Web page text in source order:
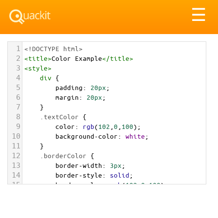
☰
1 <!DOCTYPE html>
2 <title>Color Example</title>
3 <style>
4 div {
5 padding: 20px;
6 margin: 20px;
7 }
8 .textColor {
9 color: rgb(102 0 100);
10 background-color: white;
11 }
12 .borderColor {
13 border-width: 3px;
14 border-style: solid;
15 border-color: rgb(102,0,100);